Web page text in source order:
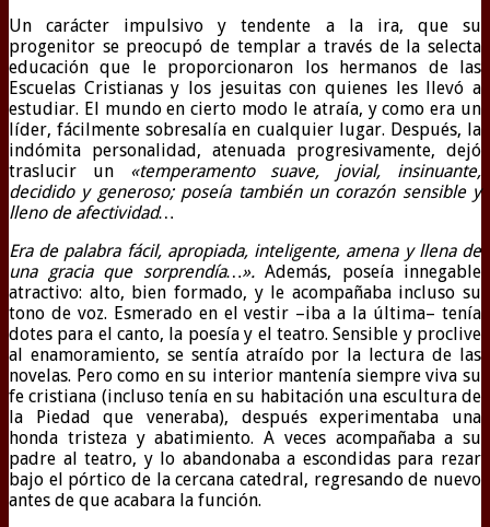
Un carácter impulsivo y tendente a la ira, que su
progenitor se preocupó de templar a través de la selecta
educación que le proporcionaron los hermanos de las
Escuelas Cristianas y los jesuitas con quienes les llevó a
estudiar. El mundo en cierto modo le atraía, y como era un
líder, fácilmente sobresalía en cualquier lugar. Después, la
indómita personalidad, atenuada progresivamente, dejó
traslucir un «temperamento suave, jovial, insinuante,
decidido y generoso; poseía también un corazón sensible y
lleno de afectividad…
Era de palabra fácil, apropiada, inteligente, amena y llena de
una gracia que sorprendía…».Además, poseía innegable
atractivo: alto, bien formado, y le acompañaba incluso su
tono de voz. Esmerado en el vestir –iba a la última– tenía
dotes para el canto, la poesía y el teatro. Sensible y proclive
al enamoramiento, se sentía atraído por la lectura de las
novelas. Pero como en su interior mantenía siempre viva su
fe cristiana (incluso tenía en su habitación una escultura de
la Piedad que veneraba), después experimentaba una
honda tristeza y abatimiento. A veces acompañaba a su
padre al teatro, y lo abandonaba a escondidas para rezar
bajo el pórtico de la cercana catedral, regresando de nuevo
antes de que acabara la función.